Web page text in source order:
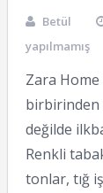
Betül
yapılmamış
Zara
birbirinden
değilde
Renkli
tonlar, tığ